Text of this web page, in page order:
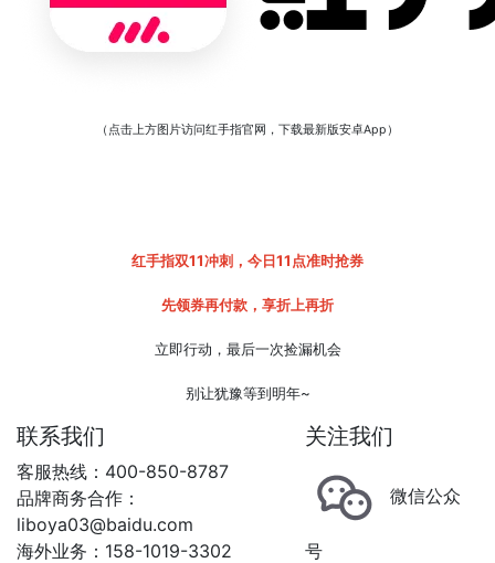
（点击上方图片访问红手指官网，下载最新版安卓App）
红手指双11冲刺，今日11点准时抢券
先领券再付款，享折上再折
立即行动，最后一次捡漏机会
别让犹豫等到明年~
联系我们
客服热线：400-850-8787
品牌商务合作：
liboya03@baidu.com
海外业务：158-1019-3302
关注我们
微信公众
号